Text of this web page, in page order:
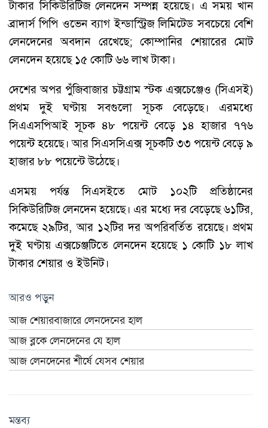
টাকার সিকিউরিটিজ লেনদেন সম্পন্ন হয়েছে। এ সময় খান
ব্রাদার্স পিপি ওভেন ব্যাগ ইন্ডাস্ট্রিজ লিমিটেড সবচেয়ে বেশি
লেনদেনের অবদান রেখেছে; কোম্পানির শেয়ারের মোট
লেনদেন হয়েছে ১৫ কোটি ৬৬ লাখ টাকা।
দেশের অপর পুঁজিবাজার চট্টগ্রাম স্টক এক্সচেঞ্জেও (সিএসই)
প্রথম দুই ঘণ্টায় সবগুলো সূচক বেড়েছে। এরমধ্যে
সিএএসপিআই সূচক ৪৮ পয়েন্ট বেড়ে ১৪ হাজার ৭৭৬
পয়েন্ট হয়েছে। আর সিএসসিএক্স সূচকটি ৩৩ পয়েন্ট বেড়ে ৯
হাজার ৮৮ পয়েন্টে উঠেছে।
এসময় পর্যন্ত সিএসইতে মোট ১০২টি প্রতিষ্ঠানের
সিকিউরিটিজ লেনদেন হয়েছে। এর মধ্যে দর বেড়েছে ৬১টির,
কমেছে ২৯টির, আর ১২টির দর অপরিবর্তিত রয়েছে। প্রথম
দুই ঘণ্টায় এক্সচেঞ্জটিতে লেনদেন হয়েছে ১ কোটি ১৮ লাখ
টাকার শেয়ার ও ইউনিট।
আরও পড়ুন
আজ শেয়ারবাজারে লেনদেনের হাল
আজ ব্লকে লেনদেনের যে হাল
আজ লেনদেনের শীর্ষে যেসব শেয়ার
মন্তব্য